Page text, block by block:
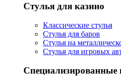
Стулья для казино
Классические стулья
Стулья для баров
Стулья на
Стулья для игровых
Специализированные